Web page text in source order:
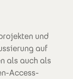
und
auf
als auch als
Access-